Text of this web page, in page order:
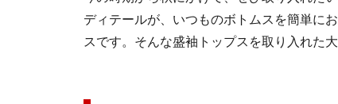
ディテールが、いつものボトムスを簡単に
スです。そんな盛袖トップスを取り入れた